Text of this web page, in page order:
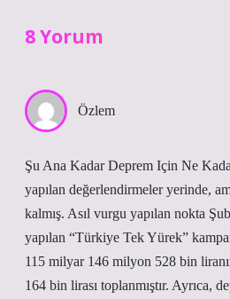
8 Yorum
Özlem
Şu Ana Kadar Deprem Için Ne
yapılan değerlendirmeler yerinde,
kalmış. Asıl vurgu yapılan nokta
yapılan “Türkiye Tek Yürek”
115 milyar 146 milyon 528 bin
164 bin lirası toplanmıştır. Ayrıca,